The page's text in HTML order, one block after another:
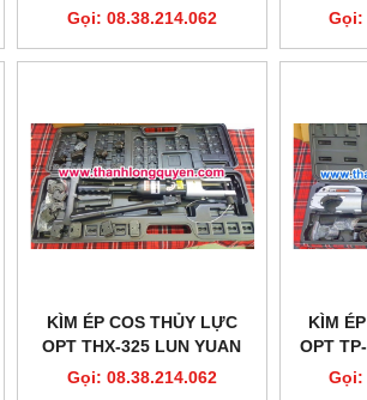
STROKE 32MM CÓ VAN AN
Gọi: 08.38.214.062 Gọi:
KÌM ÉP COS THỦY LỰC
OPT THX-325 LUN YUAN
Gọi: 08.38.214.062
KÌM
OPT
Gọi: